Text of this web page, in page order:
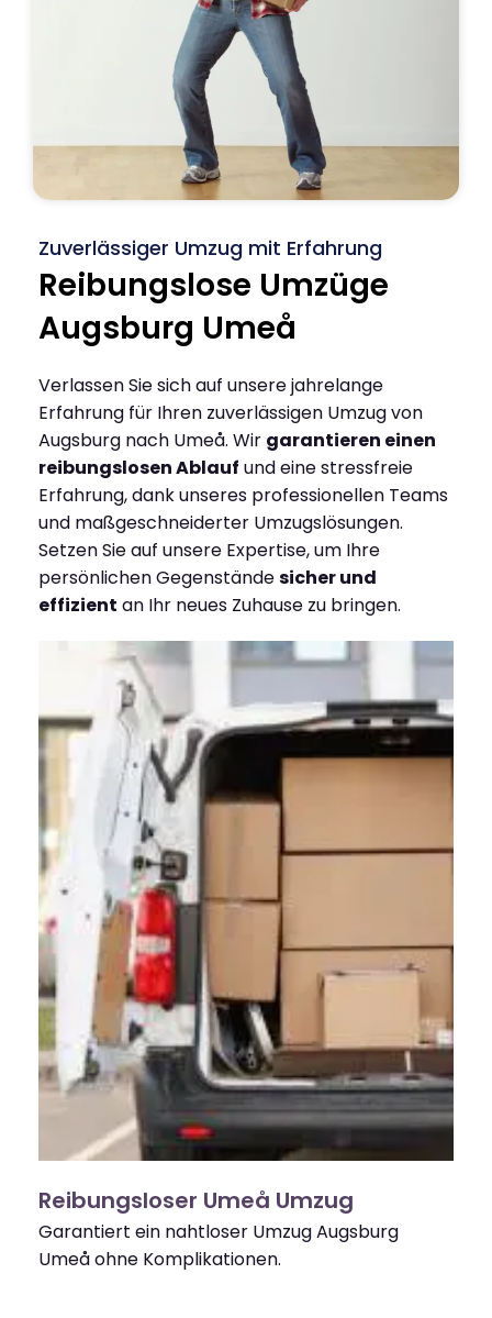
Zuverlässiger Umzug mit Erfahrung
Reibungslose Umzüge
Augsburg Umeå
Verlassen Sie sich auf unsere jahrelange
Erfahrung für Ihren zuverlässigen Umzug von
Augsburg nach Umeå. Wir garantieren einen
reibungslosen Ablauf und eine stressfreie
Erfahrung, dank unseres professionellen Teams
und maßgeschneiderter Umzugslösungen.
Setzen Sie auf unsere Expertise, um Ihre
persönlichen Gegenständesicher und
effizient an Ihr neues Zuhause zu bringen.
Reibungsloser Umeå Umzug
Garantiert ein nahtloser Umzug Augsburg
Umeå ohne Komplikationen.